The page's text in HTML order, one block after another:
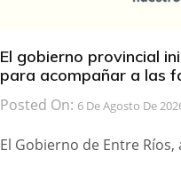
El gobierno provincial
para acompañar a las
Posted On: 6 De Agosto De
El Gobierno de Entre Ríos,